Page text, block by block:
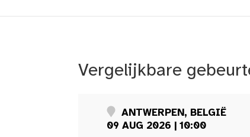
Vergelijkbare
ANTWERPEN, BELGIË
09 AUG 2026 | 10:00